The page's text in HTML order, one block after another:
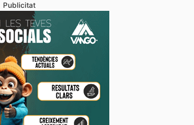
Publicitat